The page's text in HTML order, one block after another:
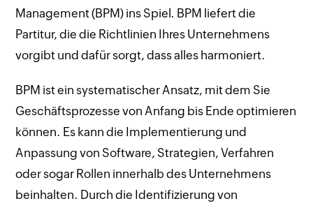
Management (BPM) ins Spiel. BPM liefert die
Partitur, die die Richtlinien Ihres Unternehmens
vorgibt und dafür sorgt, dass alles harmoniert.
BPM ist ein systematischer Ansatz, mit dem Sie
Geschäftsprozesse von Anfang bis Ende optimieren
können. Es kann die Implementierung und
Anpassung von Software, Strategien, Verfahren
oder sogar Rollen innerhalb des Unternehmens
beinhalten. Durch die Identifizierung von